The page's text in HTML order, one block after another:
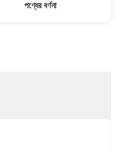
পণ্যের বর্ণনা